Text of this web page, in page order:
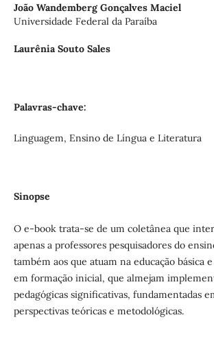
João Wandemberg Gonçalves Maciel
Universidade Federal da Paraíba
Laurênia Souto Sales
Palavras-chave:
Linguagem, Ensino de Língua e Literatura
Sinopse
O e-book trata-se de um coletânea que
apenas a professores pesquisadores do
também aos que atuam na educação básica
em formação inicial, que almejam
pedagógicas significativas, fundamentadas
perspectivas teóricas e metodológicas.